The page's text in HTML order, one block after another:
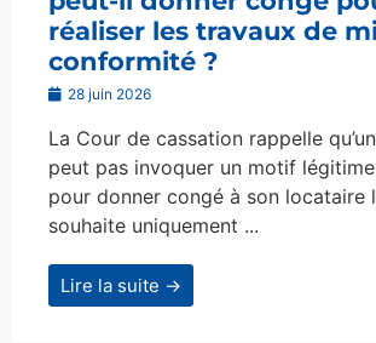
réaliser les travaux de
conformité ?
28 juin 2026
La Cour de cassation rappelle
peut pas invoquer un motif
pour donner congé à son locataire
souhaite uniquement ...
Lire la suite →